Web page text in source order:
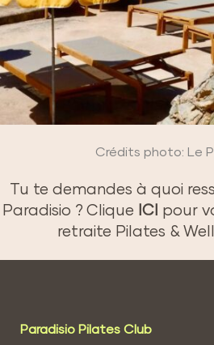
Crédits photo: Le
Tu te demandes à quoi
Paradisio ? Clique ICI pour
retraite Pilates &
Paradisio Pilates Club